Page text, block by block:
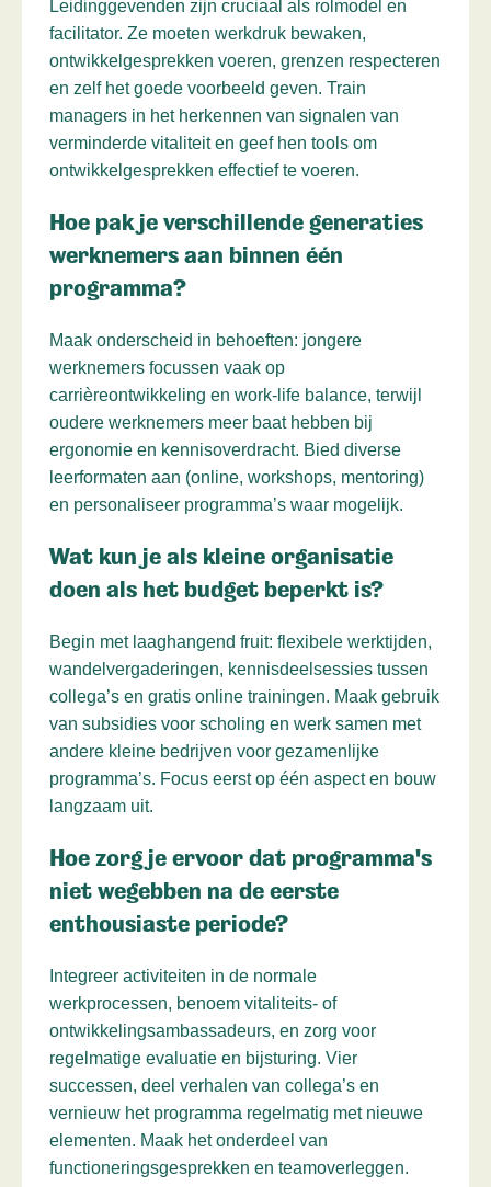
Leidinggevenden zijn cruciaal als rolmodel en
facilitator. Ze moeten werkdruk bewaken,
ontwikkelgesprekken voeren, grenzen respecteren
en zelf het goede voorbeeld geven. Train
managers in het herkennen van signalen van
verminderde vitaliteit en geef hen tools om
ontwikkelgesprekken effectief te voeren.
Hoe pak je verschillende generaties
werknemers aan binnen één
programma?
Maak onderscheid in behoeften: jongere
werknemers focussen vaak op
carrièreontwikkeling en work-life balance, terwijl
oudere werknemers meer baat hebben bij
ergonomie en kennisoverdracht. Bied diverse
leerformaten aan (online, workshops, mentoring)
en personaliseer programma’s waar mogelijk.
Wat kun je als kleine organisatie
doen als het budget beperkt is?
Begin met laaghangend fruit: flexibele werktijden,
wandelvergaderingen, kennisdeelsessies tussen
collega’s en gratis online trainingen. Maak gebruik
van subsidies voor scholing en werk samen met
andere kleine bedrijven voor gezamenlijke
programma’s. Focus eerst op één aspect en bouw
langzaam uit.
Hoe zorg je ervoor dat programma's
niet wegebben na de eerste
enthousiaste periode?
Integreer activiteiten in de normale
werkprocessen, benoem vitaliteits- of
ontwikkelingsambassadeurs, en zorg voor
regelmatige evaluatie en bijsturing. Vier
successen, deel verhalen van collega’s en
vernieuw het programma regelmatig met nieuwe
elementen. Maak het onderdeel van
functioneringsgesprekken en teamoverleggen.